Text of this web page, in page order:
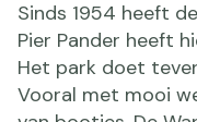
Sinds 1954 heeft
Pier Pander heeft
Het park doet
Vooral met mooi